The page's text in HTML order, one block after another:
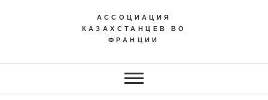
АССОЦИАЦИЯ
КАЗАХСТАНЦЕВ ВО
ФРАНЦИИ